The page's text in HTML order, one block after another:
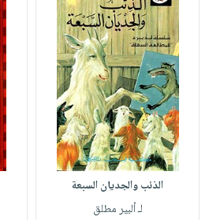
الذئب والجديان السبعة
لـ ألبير مطلق